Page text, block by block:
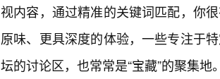
视内容，通过精准的关键词匹配，你
原味、更具深度的体验，一些专注于
坛的讨论区，也常常是“宝藏”的聚集地。